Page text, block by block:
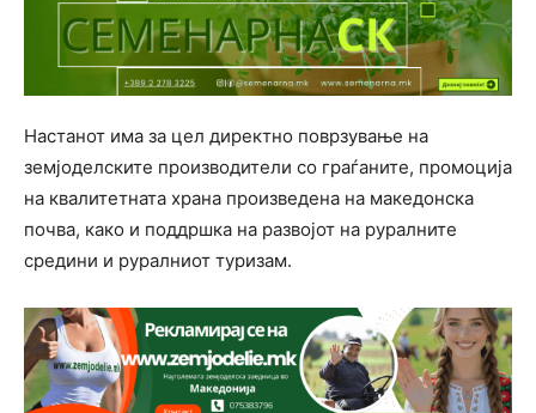
Настанот има за цел директно поврзување на
земјоделските производители со граѓаните, промоција
на квалитетната храна произведена на македонска
почва, како и поддршка на развојот на руралните
средини и руралниот туризам.